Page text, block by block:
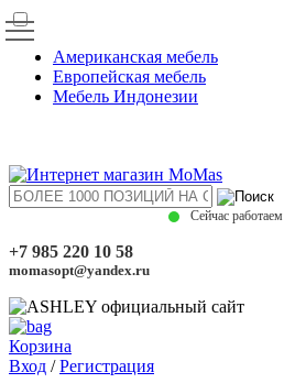
Американская мебель
Европейская мебель
Мебель Индонезии
Сейчас работаем
+7 985 220 10 58
momasopt@yandex.ru
Корзина
Вход /Регистрация